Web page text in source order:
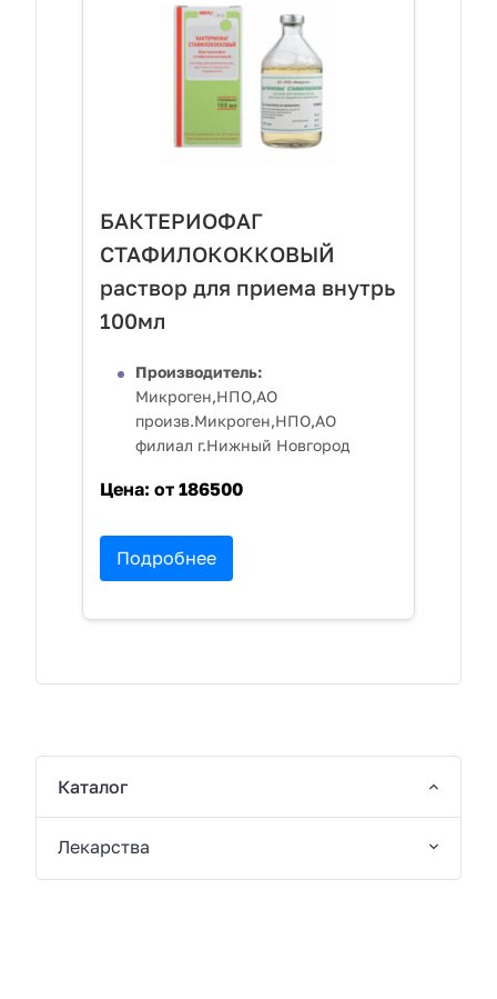
БАКТЕРИОФАГ
СТАФИЛОКОККОВЫЙ
раствор для приема внутрь
100мл
Производитель:
Микроген,НПО,АО
произв.Микроген,НПО,АО
филиал г.Нижный Новгород
Цена: от 186500
Подробнее
Каталог
Лекарства